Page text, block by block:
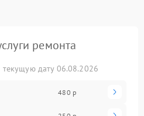
ремонта
дату 06.08.2026
480 р